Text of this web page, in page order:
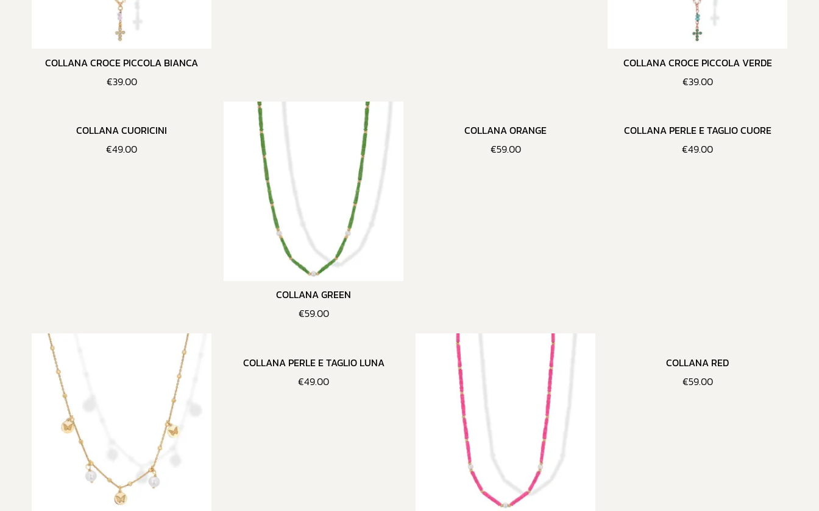
COLLANA CROCE PICCOLA BIANCA
€39.00
COLLANA CROCE PICCOLA VERDE
€39.00
COLLANA CUORICINI
€49.00
COLLANA GREEN
€59.00
COLLANA ORANGE
€59.00
COLLANA PERLE E TAGLIO CUORE
€49.00
COLLANA PERLE E TAGLIO LUNA
€49.00
COLLANA RED
€59.00